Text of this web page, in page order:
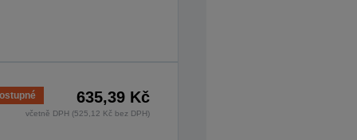
635,39 Kč
včetně DPH (525,12 Kč bez DPH)